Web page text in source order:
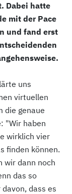
Dabei hatte
mit der Pace
und fand erst
uns
virtuellen
die genaue
"Wir haben
wirklich vier
finden können.
wir dann noch
das so
dass es